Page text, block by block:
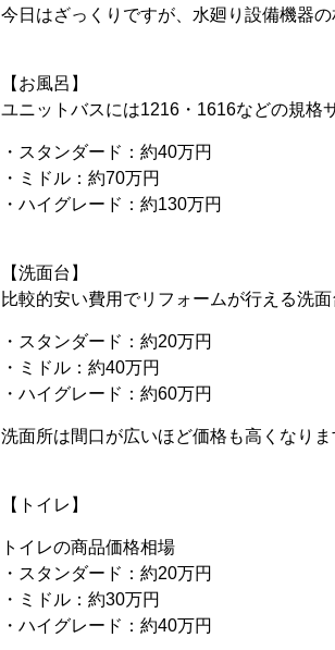
今日はざっくりですが、水廻り設備機器の
【お風呂】
ユニットバスには1216・1616などの規格
・スタンダード：約40万円
・ミドル：約70万円
・ハイグレード：約130万円
【洗面台】
比較的安い費用でリフォームが行える洗
・スタンダード：約20万円
・ミドル：約40万円
・ハイグレード：約60万円
洗面所は間口が広いほど価格も高くなり
【トイレ】
トイレの商品価格相場
・スタンダード：約20万円
・ミドル：約30万円
・ハイグレード：約40万円